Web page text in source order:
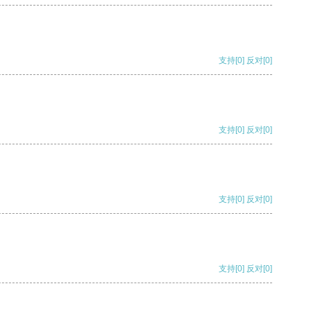
支持[0] 反对[0]
支持[0] 反对[0]
支持[0] 反对[0]
支持[0] 反对[0]